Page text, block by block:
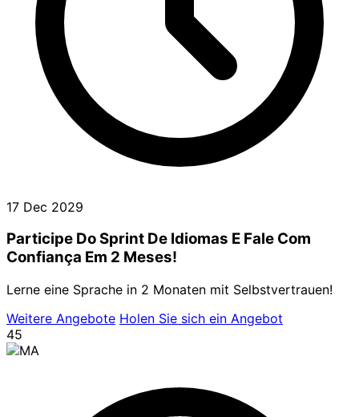
17 Dec 2029
Participe Do Sprint De Idiomas E Fale Com
Confiança Em 2 Meses!
Lerne eine Sprache in 2 Monaten mit Selbstvertrauen!
Weitere Angebote Holen Sie sich ein Angebot
45